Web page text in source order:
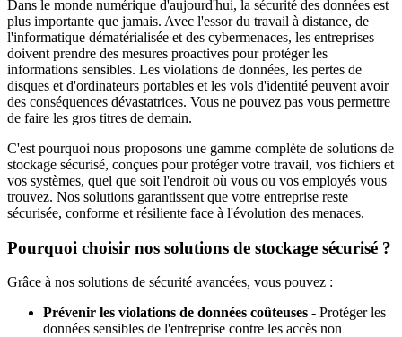
Dans le monde numérique d'aujourd'hui, la sécurité des données est
plus importante que jamais. Avec l'essor du travail à distance, de
l'informatique dématérialisée et des cybermenaces, les entreprises
doivent prendre des mesures proactives pour protéger les
informations sensibles. Les violations de données, les pertes de
disques et d'ordinateurs portables et les vols d'identité peuvent avoir
des conséquences dévastatrices. Vous ne pouvez pas vous permettre
de faire les gros titres de demain.
C'est pourquoi nous proposons une gamme complète de solutions de
stockage sécurisé, conçues pour protéger votre travail, vos fichiers et
vos systèmes, quel que soit l'endroit où vous ou vos employés vous
trouvez. Nos solutions garantissent que votre entreprise reste
sécurisée, conforme et résiliente face à l'évolution des menaces.
Pourquoi choisir nos solutions de stockage sécurisé ?
Grâce à nos solutions de sécurité avancées, vous pouvez :
Prévenir les violations de données coûteuses - Protéger les
données sensibles de l'entreprise contre les accès non